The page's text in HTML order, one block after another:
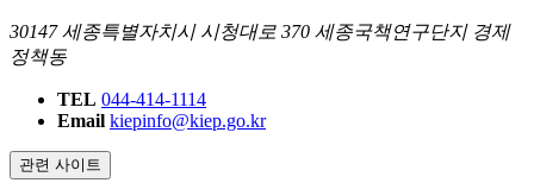
30147 세종특별자치시 시청대로 370 세종국책연구단지 경제
정책동
TEL 044-414-1114
Email kiepinfo@kiep.go.kr
관련 사이트